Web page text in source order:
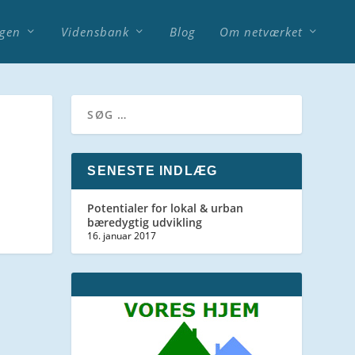
Vidensbank Blog Om netværket
SENESTE INDLÆG
Potentialer for lokal & urban
bæredygtig udvikling
16. januar 2017